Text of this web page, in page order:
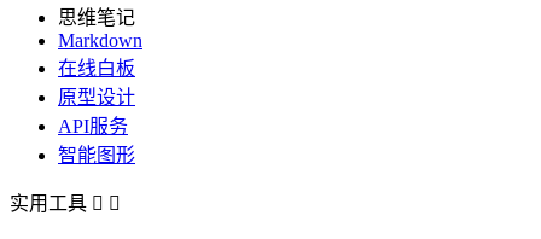
思维笔记
Markdown
在线白板
原型设计
API服务
智能图形
实用工具  